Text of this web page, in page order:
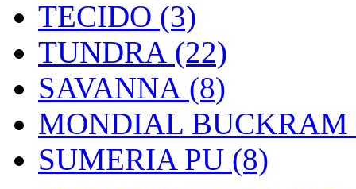
TECIDO (3)
TUNDRA (22)
SAVANNA (8)
MONDIAL BUCKRAM
SUMERIA PU (8)